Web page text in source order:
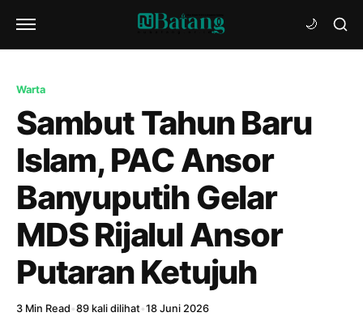
Warta
Sambut Tahun Baru
Islam, PAC Ansor
Banyuputih Gelar
MDS Rijalul Ansor
Putaran Ketujuh
3 Min Read •89 kali dilihat•18 Juni 2026